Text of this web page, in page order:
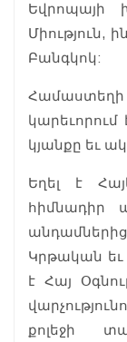
Եվրոպայի
Միություն,
Բանգկոկ:
կյանքը եւ
Եղել է
հիմնադիր
Կրթական եւ
է Հայ
քոլեջի